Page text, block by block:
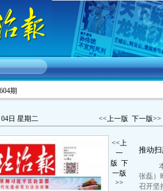
期
06月04日 星期二 <<上一版 下一版>>
推动
本
张磊）
召开坚
<<上
一
版 下
一版
>>